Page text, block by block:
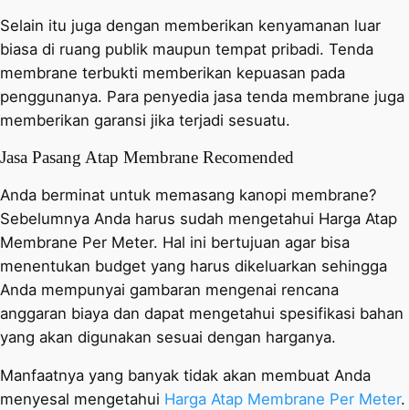
Selain itu juga dengan memberikan kenyamanan luar
biasa di ruang publik maupun tempat pribadi. Tenda
membrane terbukti memberikan kepuasan pada
penggunanya. Para penyedia jasa tenda membrane juga
memberikan garansi jika terjadi sesuatu.
Jasa Pasang Atap Membrane Recomended
Anda berminat untuk memasang kanopi membrane?
Sebelumnya Anda harus sudah mengetahui Harga Atap
Membrane Per Meter. Hal ini bertujuan agar bisa
menentukan budget yang harus dikeluarkan sehingga
Anda mempunyai gambaran mengenai rencana
anggaran biaya dan dapat mengetahui spesifikasi bahan
yang akan digunakan sesuai dengan harganya.
Manfaatnya yang banyak tidak akan membuat Anda
menyesal mengetahui Harga Atap Membrane Per Meter.